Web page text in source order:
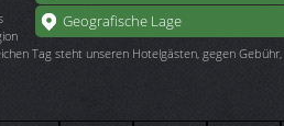
Geografische Lage
Tag steht unseren Hotelgästen, gegen Gebühr,